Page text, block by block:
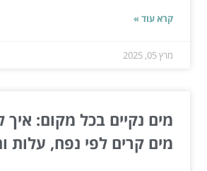
קרא עוד »
מרץ 05, 2025
מים נקיים בכל מקום: איך
מים קרים לפי נפח, עלות